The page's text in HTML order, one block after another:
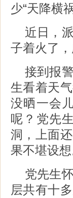
少“天降横祸
近日，
子着火了
接到报
生看着天
没晒一会
呢？党先
洞，上面
果不堪设想
党先生
层共有十